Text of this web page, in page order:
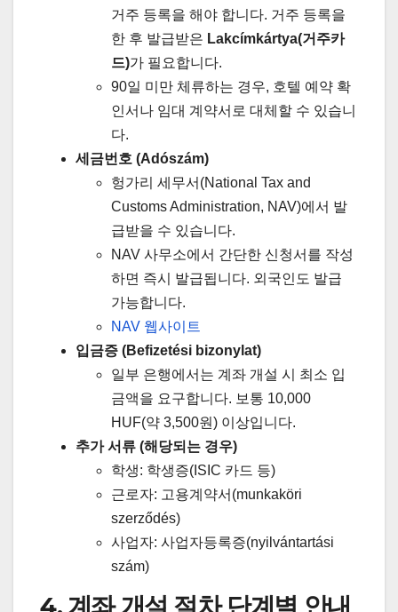
거주 등록을 해야 합니다. 거주 등록을
한 후 발급받은 Lakcímkártya(거주카
드)가 필요합니다.
90일 미만 체류하는 경우, 호텔 예약 확
인서나 임대 계약서로 대체할 수 있습니
다.
세금번호 (Adószám)
헝가리 세무서(National Tax and
Customs Administration, NAV)에서 발
급받을 수 있습니다.
NAV 사무소에서 간단한 신청서를 작성
하면 즉시 발급됩니다. 외국인도 발급
가능합니다.
NAV 웹사이트
입금증 (Befizetési bizonylat)
일부 은행에서는 계좌 개설 시 최소 입
금액을 요구합니다. 보통 10,000
HUF(약 3,500원) 이상입니다.
추가 서류 (해당되는 경우)
학생: 학생증(ISIC 카드 등)
근로자: 고용계약서(munkaköri
szerződés)
사업자: 사업자등록증(nyilvántartási
szám)
4. 계좌 개설 절차 단계별 안내